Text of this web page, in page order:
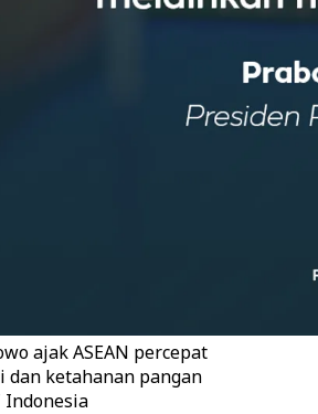
ajak ASEAN percepat
dan ketahanan pangan
Indonesia